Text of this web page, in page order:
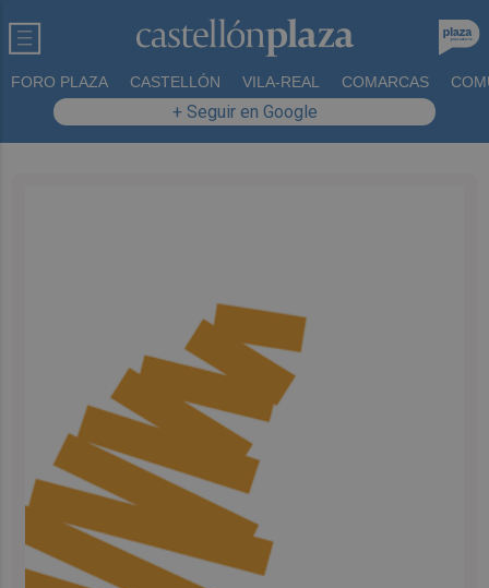
FORO PLAZA CASTELLÓN VILA-REAL COMARCAS
+ Seguir en Google